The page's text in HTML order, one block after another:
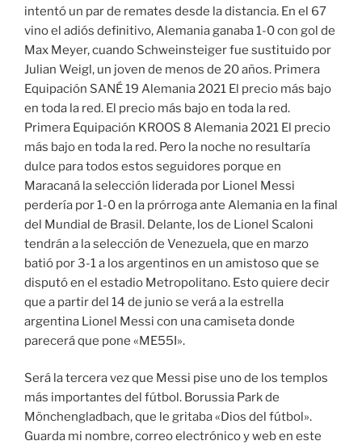
intentó un par de remates desde la distancia. En el 67
vino el adiós definitivo, Alemania ganaba 1-0 con gol de
Max Meyer, cuando Schweinsteiger fue sustituido por
Julian Weigl, un joven de menos de 20 años. Primera
Equipación SANÉ 19 Alemania 2021 El precio más bajo
en toda la red. El precio más bajo en toda la red.
Primera Equipación KROOS 8 Alemania 2021 El precio
más bajo en toda la red. Pero la noche no resultaría
dulce para todos estos seguidores porque en
Maracaná la selección liderada por Lionel Messi
perdería por 1-0 en la prórroga ante Alemania en la final
del Mundial de Brasil. Delante, los de Lionel Scaloni
tendrán a la selección de Venezuela, que en marzo
batió por 3-1 a los argentinos en un amistoso que se
disputó en el estadio Metropolitano. Esto quiere decir
que a partir del 14 de junio se verá a la estrella
argentina Lionel Messi con una camiseta donde
parecerá que pone «ME55I».
Será la tercera vez que Messi pise uno de los templos
más importantes del fútbol. Borussia Park de
Mönchengladbach, que le gritaba «Dios del fútbol».
Guarda mi nombre, correo electrónico y web en este